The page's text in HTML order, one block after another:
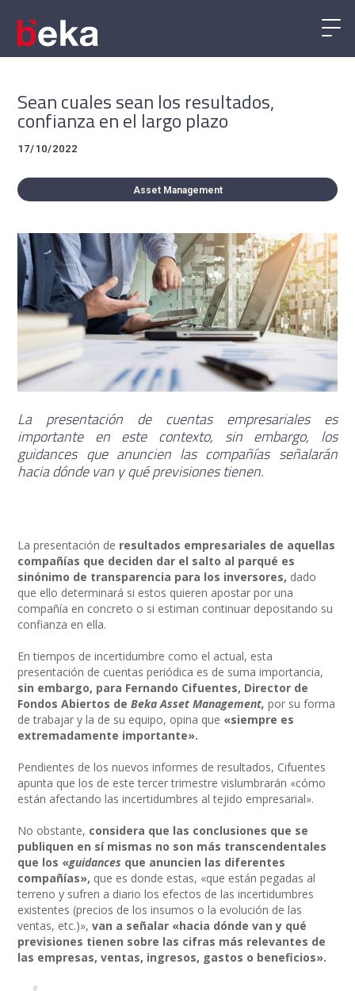
Sean cuales sean los resultados,
confianza en el largo plazo
17/10/2022
Asset Management
La presentación de cuentas empresariales es
importante en este contexto, sin embargo, los
guidances que anuncien las compañías señalarán
hacia dónde van y qué previsiones tienen.
La presentación de resultados empresariales de aquellas
compañías que deciden dar el salto al parqué es
sinónimo de transparencia para los inversores, dado
que ello determinará si estos quieren apostar por una
compañía en concreto o si estiman continuar depositando su
confianza en ella.
En tiempos de incertidumbre como el actual, esta
presentación de cuentas periódica es de suma importancia,
sin embargo, para Fernando Cifuentes, Director de
Fondos Abiertos deBeka Asset Management,por su forma
de trabajar y la de su equipo, opina que «siempre es
extremadamente importante».
Pendientes de los nuevos informes de resultados, Cifuentes
apunta que los de este tercer trimestre vislumbrarán «cómo
están afectando las incertidumbres al tejido empresarial».
No obstante, considera que las conclusiones que se
publiquen en sí mismas no son más transcendentales
que los «guidances que anuncien las diferentes
compañías», que es donde estas, «que están pegadas al
terreno y sufren a diario los efectos de las incertidumbres
existentes (precios de los insumos o la evolución de las
ventas, etc.)»,van a señalar «hacia dónde van y qué
previsiones tienen sobre las cifras más relevantes de
las empresas, ventas, ingresos, gastos o beneficios».